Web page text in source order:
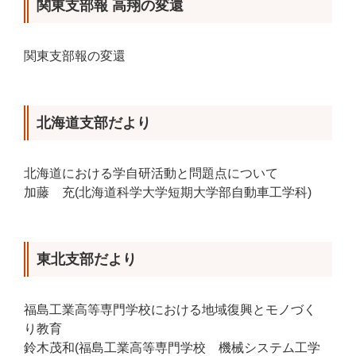
関東支部報 高翔の変還
関東支部報の変還
北海道支部だより
北海道における学自研活動と問題点について
加藤 充(北海道科学大学短期大学部自動車工学科)
東北支部だより
福島工業高等専門学校における地域復興とモノづく
り教育
鈴木茂和(福島工業高等専門学校 機械システム工学